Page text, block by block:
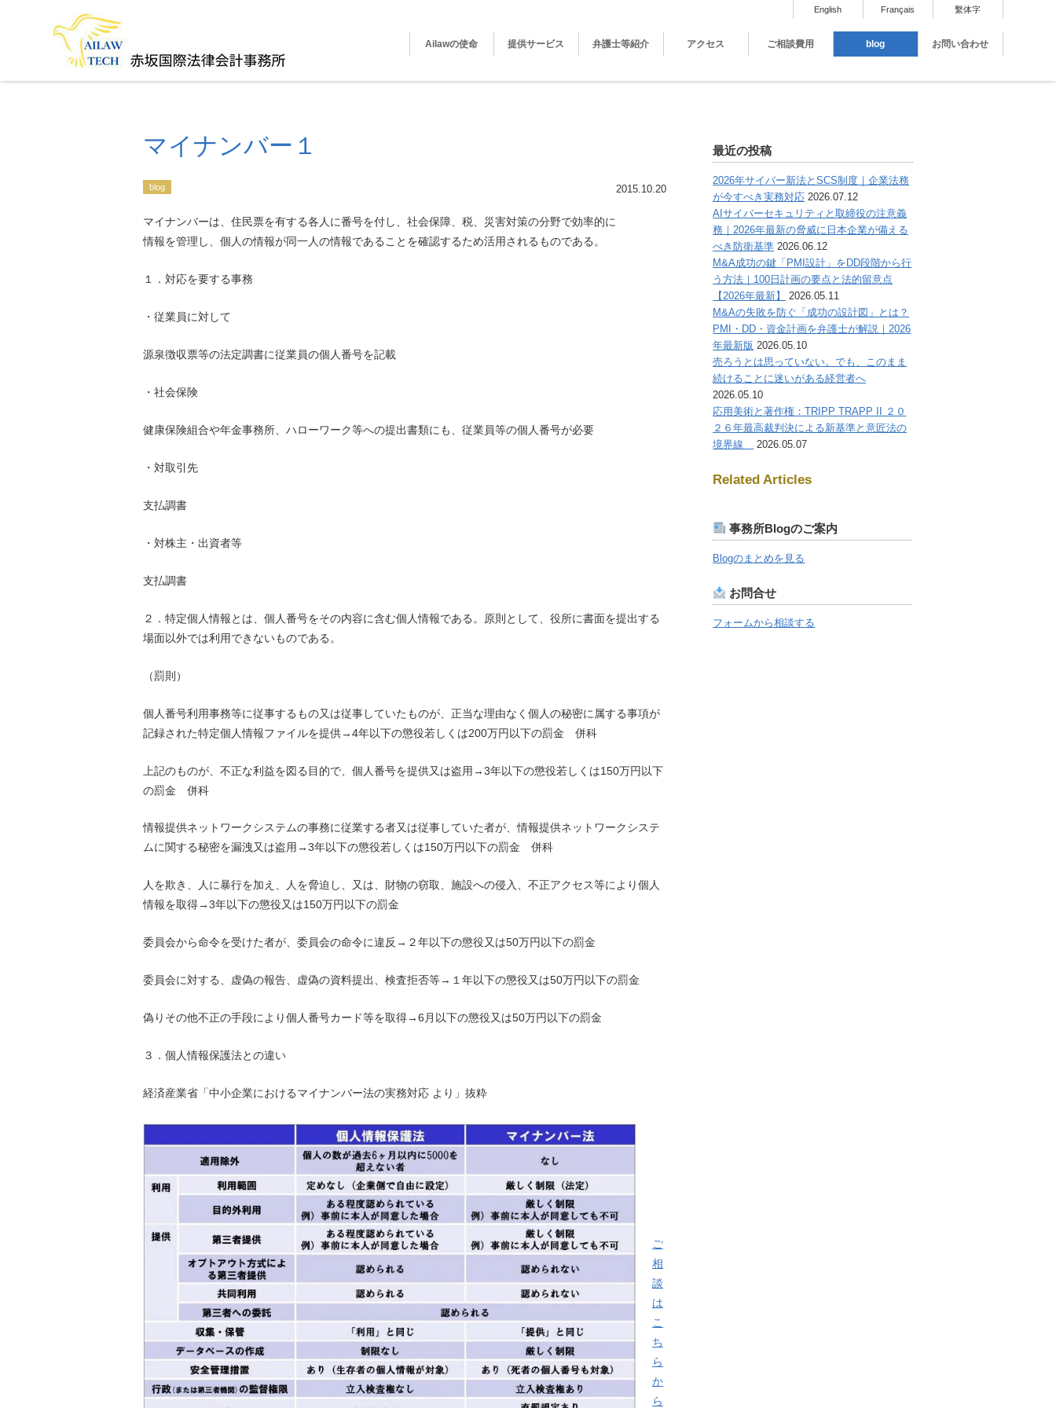
English Français 繫体字
Ailawの使命 提供サービス 弁護士等紹介 アクセス ご相談費用 blog お問い合わせ
マイナンバー１
2015.10.20
blog
マイナンバーは、住民票を有する各人に番号を付し、社会保障、税、災害対策の分野で効率的に
情報を管理し、個人の情報が同一人の情報であることを確認するため活用されるものである。
１．対応を要する事務
・従業員に対して
源泉徴収票等の法定調書に従業員の個人番号を記載
・社会保険
健康保険組合や年金事務所、ハローワーク等への提出書類にも、従業員等の個人番号が必要
・対取引先
支払調書
・対株主・出資者等
支払調書
２．特定個人情報とは、個人番号をその内容に含む個人情報である。原則として、役所に書面を提出する
場面以外では利用できないものである。
（罰則）
個人番号利用事務等に従事するもの又は従事していたものが、正当な理由なく個人の秘密に属する事項が
記録された特定個人情報ファイルを提供→4年以下の懲役若しくは200万円以下の罰金 併科
上記のものが、不正な利益を図る目的で、個人番号を提供又は盗用→3年以下の懲役若しくは150万円以下
の罰金 併科
情報提供ネットワークシステムの事務に従業する者又は従事していた者が、情報提供ネットワークシステ
ムに関する秘密を漏洩又は盗用→3年以下の懲役若しくは150万円以下の罰金 併科
人を欺き、人に暴行を加え、人を脅迫し、又は、財物の窃取、施設への侵入、不正アクセス等により個人
情報を取得→3年以下の懲役又は150万円以下の罰金
委員会から命令を受けた者が、委員会の命令に違反→２年以下の懲役又は50万円以下の罰金
委員会に対する、虚偽の報告、虚偽の資料提出、検査拒否等→１年以下の懲役又は50万円以下の罰金
偽りその他不正の手段により個人番号カード等を取得→6月 以下の懲役又は50万円以下の罰金
３．個人情報保護法との違い
経済産業省「中小企業におけるマイナンバー法の実務対応 より」抜粋
ご
相
談
は
こ
ち
ら
か
ら
最近の投稿
2026年サイバー新法とSCS制度｜企業法務
が今すべき実務対応 2026.07.12
AIサイバーセキュリティと取締役の注意義
務｜2026年最新の脅威に日本企業が備える
べき防衛基準 2026.06.12
M&A成功の鍵「PMI設計」をDD段階から行
う方法｜100日計画の要点と法的留意点
【2026年最新】
2026.05.11
M&Aの失敗を防ぐ「成功の設計図」とは？
PMI・DD・資金計画を弁護士が解説｜2026
年最新版 2026.05.10
売ろうとは思っていない。でも、このまま
続けることに迷いがある経営者へ
2026.05.10
応用美術と著作権：TRIPP TRAPP II ２０
２６年最高裁判決による新基準と意匠法の
境界線
2026.05.07
Related Articles
事務所Blogのご案内
Blogのまとめを見る
お問合せ
フォームから相談する